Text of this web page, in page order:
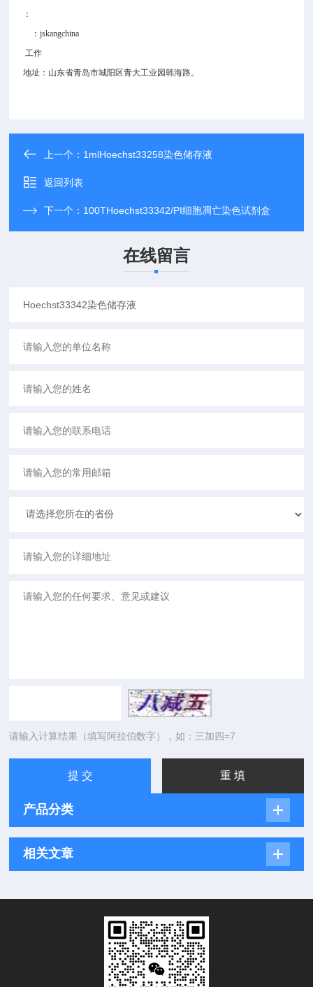
：
：jskangchina
工作
地址：山东省青岛市城阳区青大工业园韩海路。
上一个： 1mlHoechst33258染色储存液
返回列表
下一个： 100THoechst33342/PI细胞凋亡染色试剂盒
在线留言
请输入计算结果（填写阿拉伯数字），如：三加四=7
产品分类
相关文章